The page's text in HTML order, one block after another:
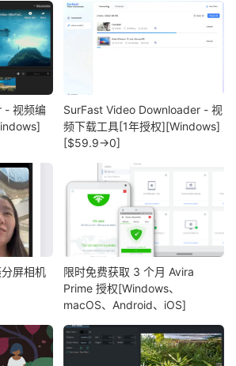
- 视频编
SurFast Video Downloader - 视
频下载工具[1年授权][Windows]
[$59.9→0]
屏相机
限时免费获取 3 个月 Avira
Prime 授权[Windows、
macOS、Android、iOS]